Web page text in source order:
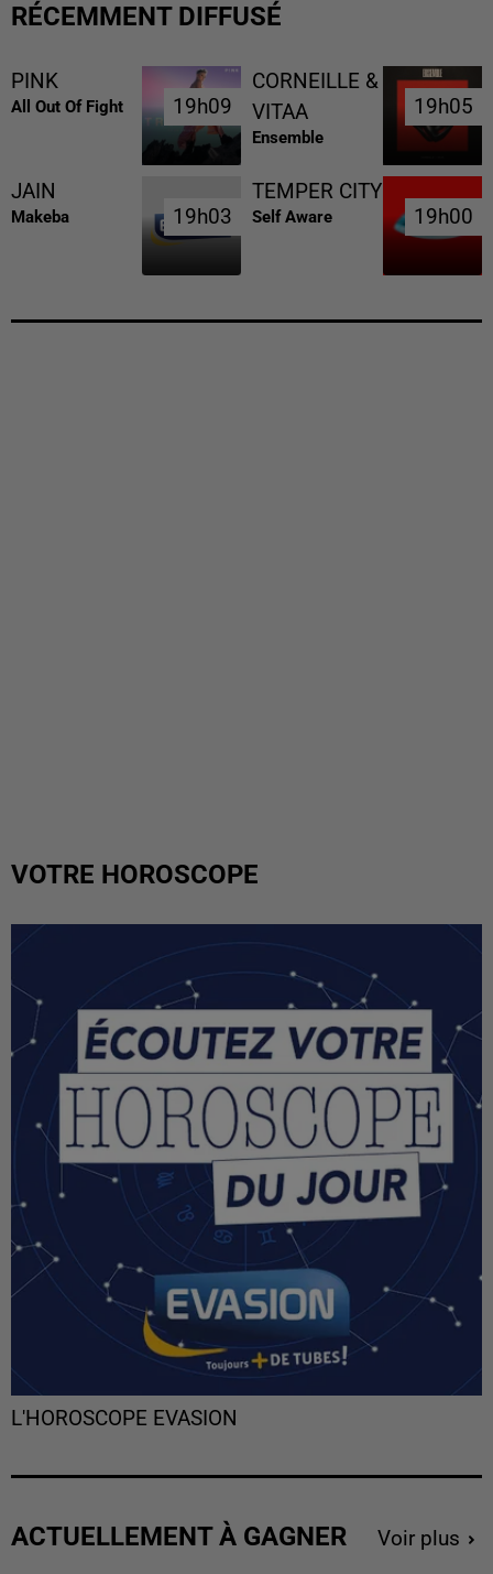
RÉCEMMENT DIFFUSÉ
PINK
All Out Of Fight 19h09
19h09
CORNEILLE &
VITAA
Ensemble
19h05
19h05
JAIN
Makeba 19h03
19h03
TEMPER CITY
Self Aware 19h00
19h00
VOTRE HOROSCOPE
L'HOROSCOPE EVASION
ACTUELLEMENT À GAGNER Voir plus